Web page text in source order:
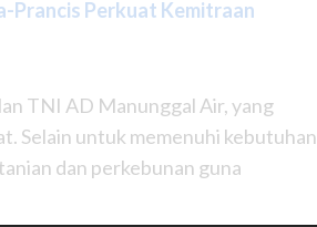
Prancis Perkuat Kemitraan
TNI AD Manunggal Air, yang
Selain untuk memenuhi kebutuhan
dan perkebunan guna